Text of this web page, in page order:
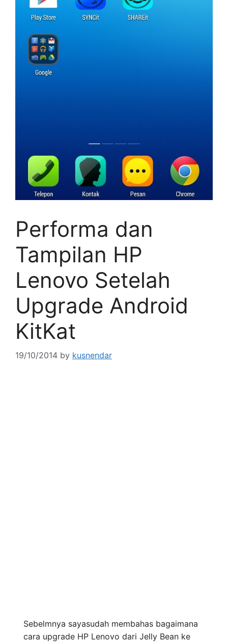
Performa dan
Tampilan HP
Lenovo Setelah
Upgrade Android
KitKat
19/10/2014 by kusnendar
Sebelmnya sayasudah membahas bagaimana
cara upgrade HP Lenovo dari Jelly Bean ke